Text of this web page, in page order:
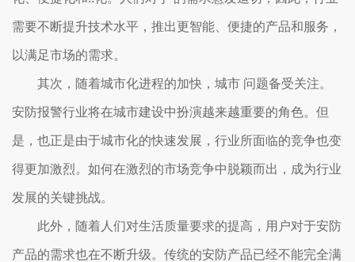
需要不断提升技术水平，推出更智能、便捷的产品和服务，
以满足市场的需求。
其次，随着城市化进程的加快，城市 问题备受关注。
安防报警行业将在城市建设中扮演越来越重要的角色。但
是，也正是由于城市化的快速发展，行业所面临的竞争也变
得更加激烈。如何在激烈的市场竞争中脱颖而出，成为行业
发展的关键挑战。
此外，随着人们对生活质量要求的提高，用户对于安防
产品的需求也在不断升级。传统的安防产品已经不能完全满